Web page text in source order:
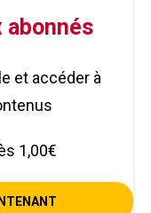
et accéder à
1,00€